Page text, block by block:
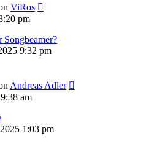
ViRos
pm
9:32 pm
Andreas Adler
am
1:03 pm